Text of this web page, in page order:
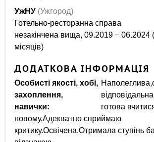
УжНУ(Ужгород)
Готельно-ресторанна справа
незакінчена вища, 09.2019 − 06.2024
місяців)
ДОДАТКОВА ІНФОРМАЦІЯ
Особисті якості, хобі,
захоплення,
навички:
готова
новому.Адекватно сприймаю
критику.Освічена.Отримала ступінь